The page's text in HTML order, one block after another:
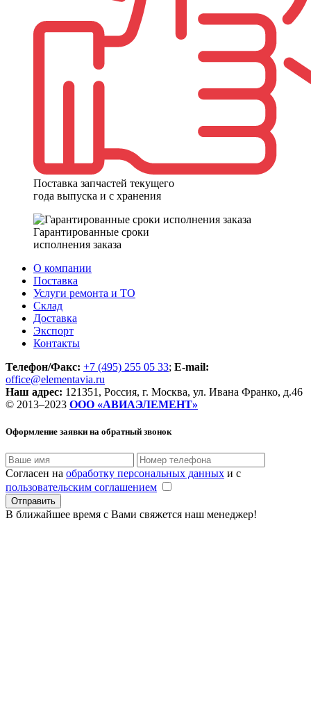
Поставка запчастей текущего
года выпуска и с хранения
Гарантированные сроки
исполнения заказа
О компании
Поставка
Услуги ремонта и ТО
Склад
Доставка
Экспорт
Контакты
Телефон/Факс: +7 (495) 255 05 33; E-mail:
office@elementavia.ru
Наш адрес: 121351, Россия, г. Москва, ул. Ивана Франко, д.46
© 2013–2023 ООО «АВИАЭЛЕМЕНТ»
Оформление заявки на обратный звонок
Согласен на обработку персональных данных и с
пользовательским соглашением
В ближайшее время с Вами свяжется наш менеджер!